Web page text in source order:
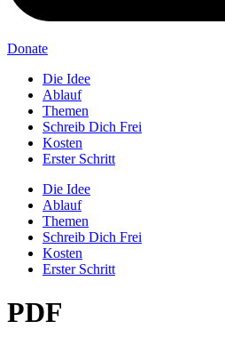
Donate
Die Idee
Ablauf
Themen
Schreib Dich Frei
Kosten
Erster Schritt
Die Idee
Ablauf
Themen
Schreib Dich Frei
Kosten
Erster Schritt
PDF